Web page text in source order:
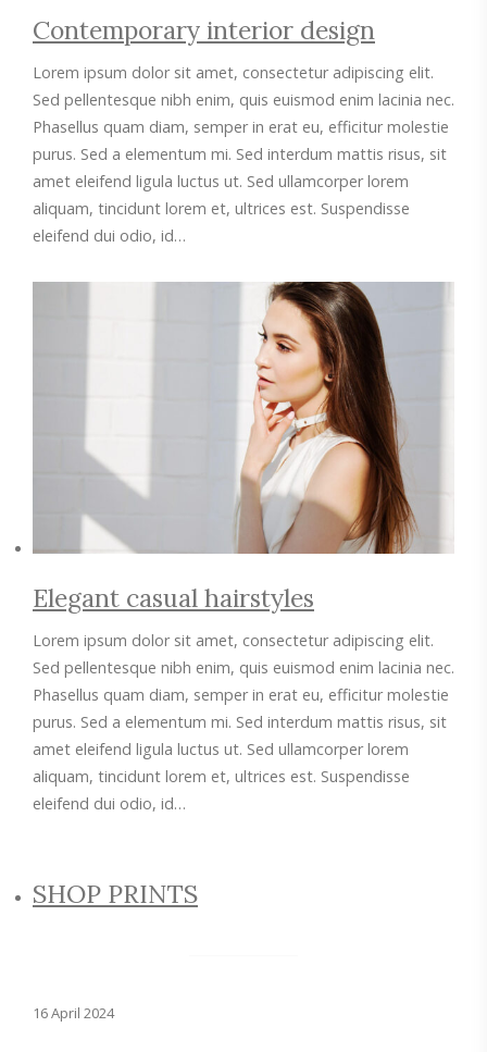
Contemporary interior design
Lorem ipsum dolor sit amet, consectetur adipiscing elit.
Sed pellentesque nibh enim, quis euismod enim lacinia nec.
Phasellus quam diam, semper in erat eu, efficitur molestie
purus. Sed a elementum mi. Sed interdum mattis risus, sit
amet eleifend ligula luctus ut. Sed ullamcorper lorem
aliquam, tincidunt lorem et, ultrices est. Suspendisse
eleifend dui odio, id…
Elegant casual hairstyles
Lorem ipsum dolor sit amet, consectetur adipiscing elit.
Sed pellentesque nibh enim, quis euismod enim lacinia nec.
Phasellus quam diam, semper in erat eu, efficitur molestie
purus. Sed a elementum mi. Sed interdum mattis risus, sit
amet eleifend ligula luctus ut. Sed ullamcorper lorem
aliquam, tincidunt lorem et, ultrices est. Suspendisse
eleifend dui odio, id…
SHOP PRINTS
16 April 2024